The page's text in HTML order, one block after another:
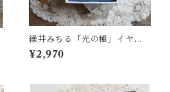
繰井みちる「光の種」イヤリ
ング
¥2,970